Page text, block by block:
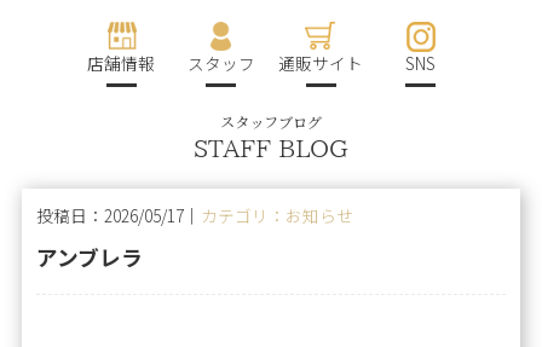
店舗情報 スタッフ 通販サイト SNS
スタッフブログ
STAFF BLOG
投稿日：2026/05/17｜ カテゴリ：お知らせ
アンブレラ